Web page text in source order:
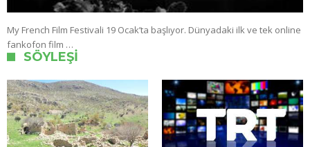
My French Film Festivali 19 Ocak’ta başlıyor. Dünyadaki ilk ve tek online
fankofon film …
SÖYLEŞI